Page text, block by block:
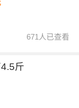
671人已查看
斤